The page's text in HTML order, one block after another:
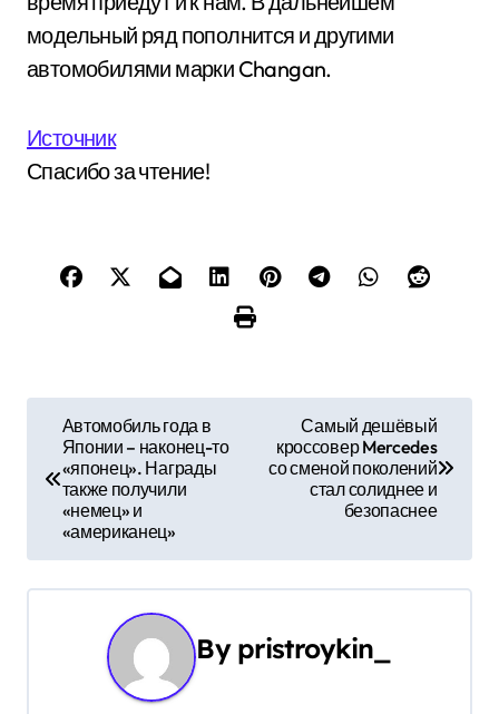
модельный ряд пополнится и другими
автомобилями марки Changan.
Источник
Спасибо за чтение!
и
г
Автомобиль года в
Японии – наконец-то
«японец». Награды
также получили
«немец» и
«американец»
Самый дешёвый
кроссовер Mercedes
со сменой поколений
стал солиднее и
безопаснее
By pristroykin_